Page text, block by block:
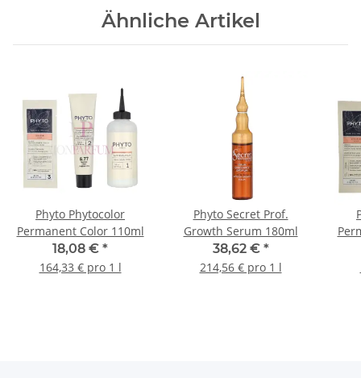
Ähnliche Artikel
Phyto Phytocolor
Permanent Color 110ml
18,08 € *
164,33 € pro 1 l
Phyto Secret Prof.
Growth Serum 180ml
38,62 € *
214,56 € pro 1 l